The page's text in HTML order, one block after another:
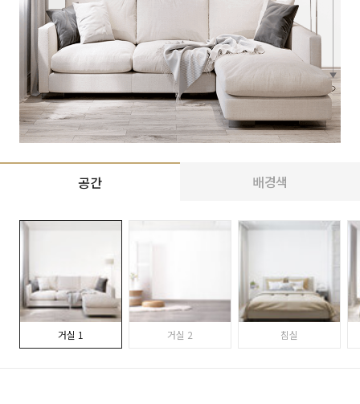
공간 배경색
거실 1 거실 2 침실